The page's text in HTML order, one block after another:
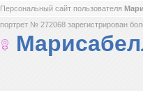
Персональный сайт пользователя
портрет № 272068 зарегистрирован